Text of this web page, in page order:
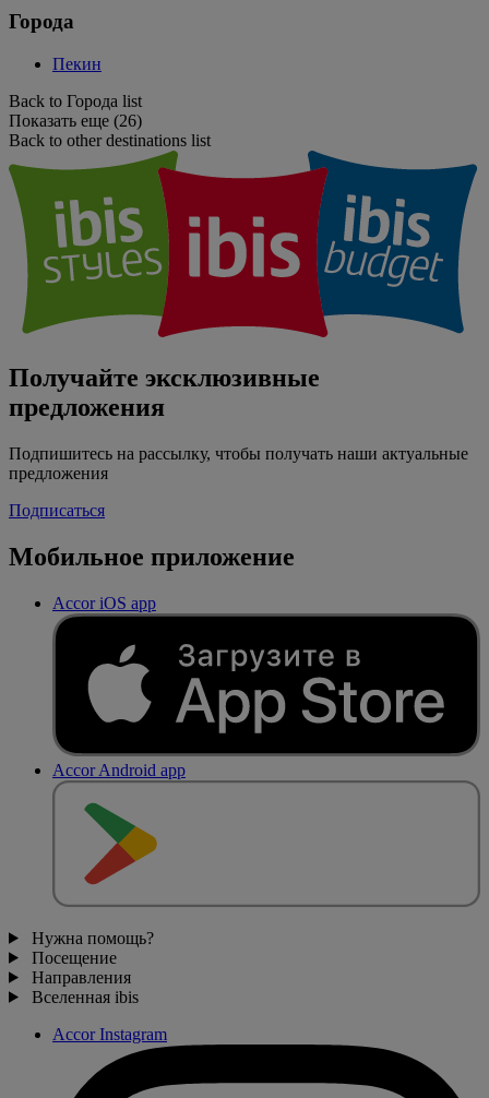
Города
Пекин
Back to Города list
Показать еще (26)
Back to other destinations list
Получайте эксклюзивные
предложения
Подпишитесь на рассылку, чтобы получать наши актуальные
предложения
Подписаться
Мобильное приложение
Accor iOS app
Accor Android app
Нужна помощь?
Посещение
Направления
Вселенная ibis
Accor Instagram